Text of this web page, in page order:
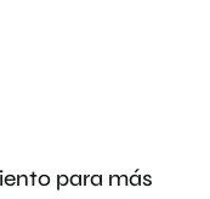
para más